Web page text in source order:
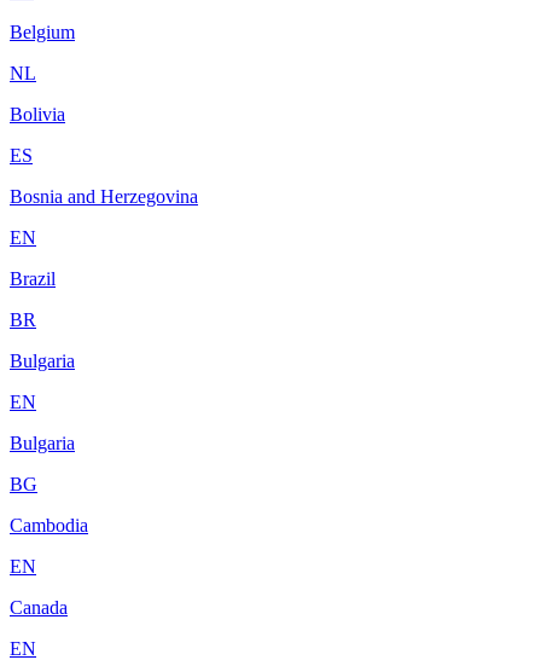
Belgium
NL
Bolivia
ES
Bosnia and Herzegovina
EN
Brazil
BR
Bulgaria
EN
Bulgaria
BG
Cambodia
EN
Canada
EN